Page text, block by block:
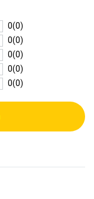
0(0)
0(0)
0(0)
0(0)
0(0)